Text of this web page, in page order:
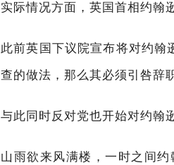
实际情况方面，英国首相约翰
此前英国下议院宣布将对约翰
查的做法，那么其必须引咎辞
与此同时反对党也开始对约翰
山雨欲来风满楼，一时之间